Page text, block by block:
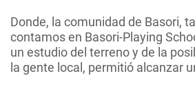
Donde, la comunidad de Basori,
contamos en Basori-Playing
un estudio del terreno y de la
la gente local, permitió alcanzar